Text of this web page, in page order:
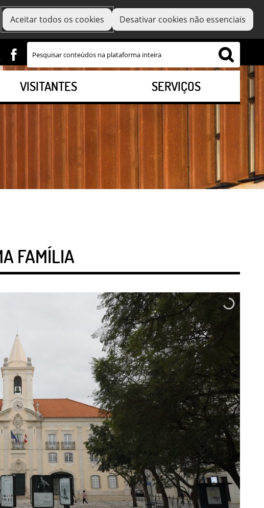
Aceitar todos os cookies Desativar cookies não essenciais
VISITANTES SERVIÇOS
FAMÍLIA